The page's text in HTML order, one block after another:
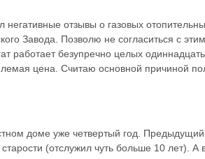
отзывы о газовых
Завода. Позволю не согласиться с
работает безупречно целых
цена. Считаю основной причиной
доме уже четвертый год.
(отслужил чуть больше 10 лет). А